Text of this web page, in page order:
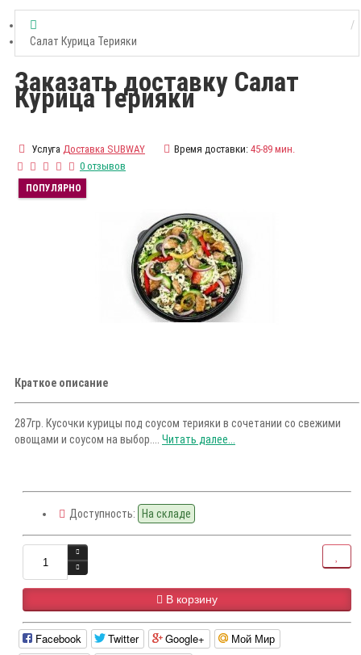
Салат Курица Терияки
Заказать доставку Салат
Курица Терияки
Услуга Доставка SUBWAY Время доставки: 45-89 мин.
0 отзывов
ПОПУЛЯРНО
Краткое описание
287гр. Кусочки курицы под соусом терияки в сочетании со свежими
овощами и соусом на выбор.... Читать далее...
Доступность: На складе
В корзину
Facebook Twitter Google+ Мой Мир